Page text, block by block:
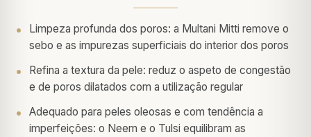
Limpeza profunda dos poros: a Multani Mitti remove o
sebo e as impurezas superficiais do interior dos poros
Refina a textura da pele: reduz o aspeto de congestão
e de poros dilatados com a utilização regular
Adequado para peles oleosas e com tendência a
imperfeições: o Neem e o Tulsi equilibram as